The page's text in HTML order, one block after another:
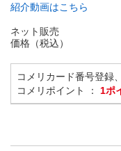
紹介動画はこちら
ネット販売
価格（税込）
コメリカード番号登録
コメリポイント ： 1ポ